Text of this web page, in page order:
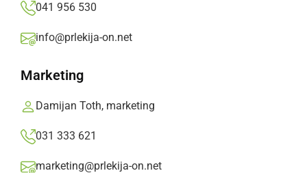
041 956 530
info@prlekija-on.net
Marketing
Damijan Toth, marketing
031 333 621
marketing@prlekija-on.net